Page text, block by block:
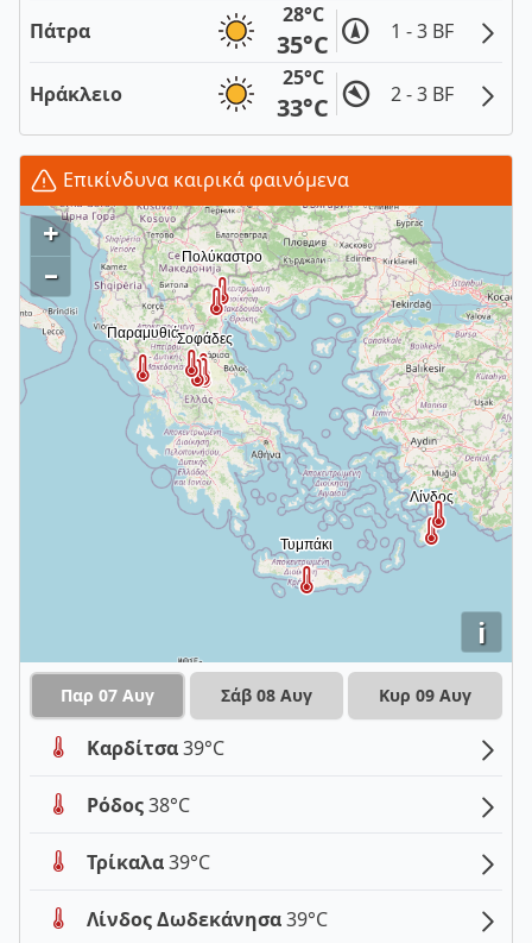
Πάτρα
28°C
35°C 1 - 3 BF
Ηράκλειο
25°C
33°C 2 - 3 BF
Επικίνδυνα καιρικά φαινόμενα
i
+
–
Παρ 07 Αυγ Σάβ 08 Αυγ Κυρ 09 Αυγ
Καρδίτσα39°C
Ρόδος38°C
Τρίκαλα39°C
Λίνδος Δωδεκάνησα39°C